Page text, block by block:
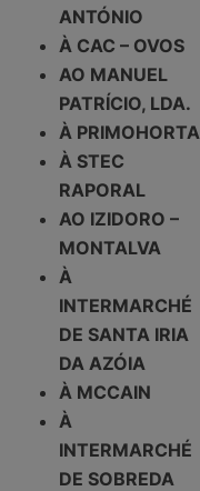
ANTÓNIO
À CAC – OVOS
AO MANUEL
PATRÍCIO, LDA.
À PRIMOHORTA
À STEC
RAPORAL
AO IZIDORO –
MONTALVA
À
INTERMARCHÉ
DE SANTA IRIA
DA AZÓIA
À MCCAIN
À
INTERMARCHÉ
DE SOBREDA